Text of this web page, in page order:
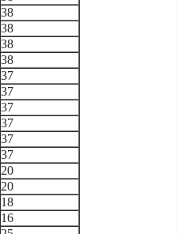
38
38
38
38
37
37
37
37
37
37
20
20
18
16